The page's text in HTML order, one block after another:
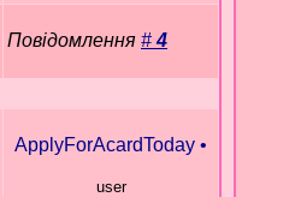
Повідомлення #4
ApplyForAcardToday •
user